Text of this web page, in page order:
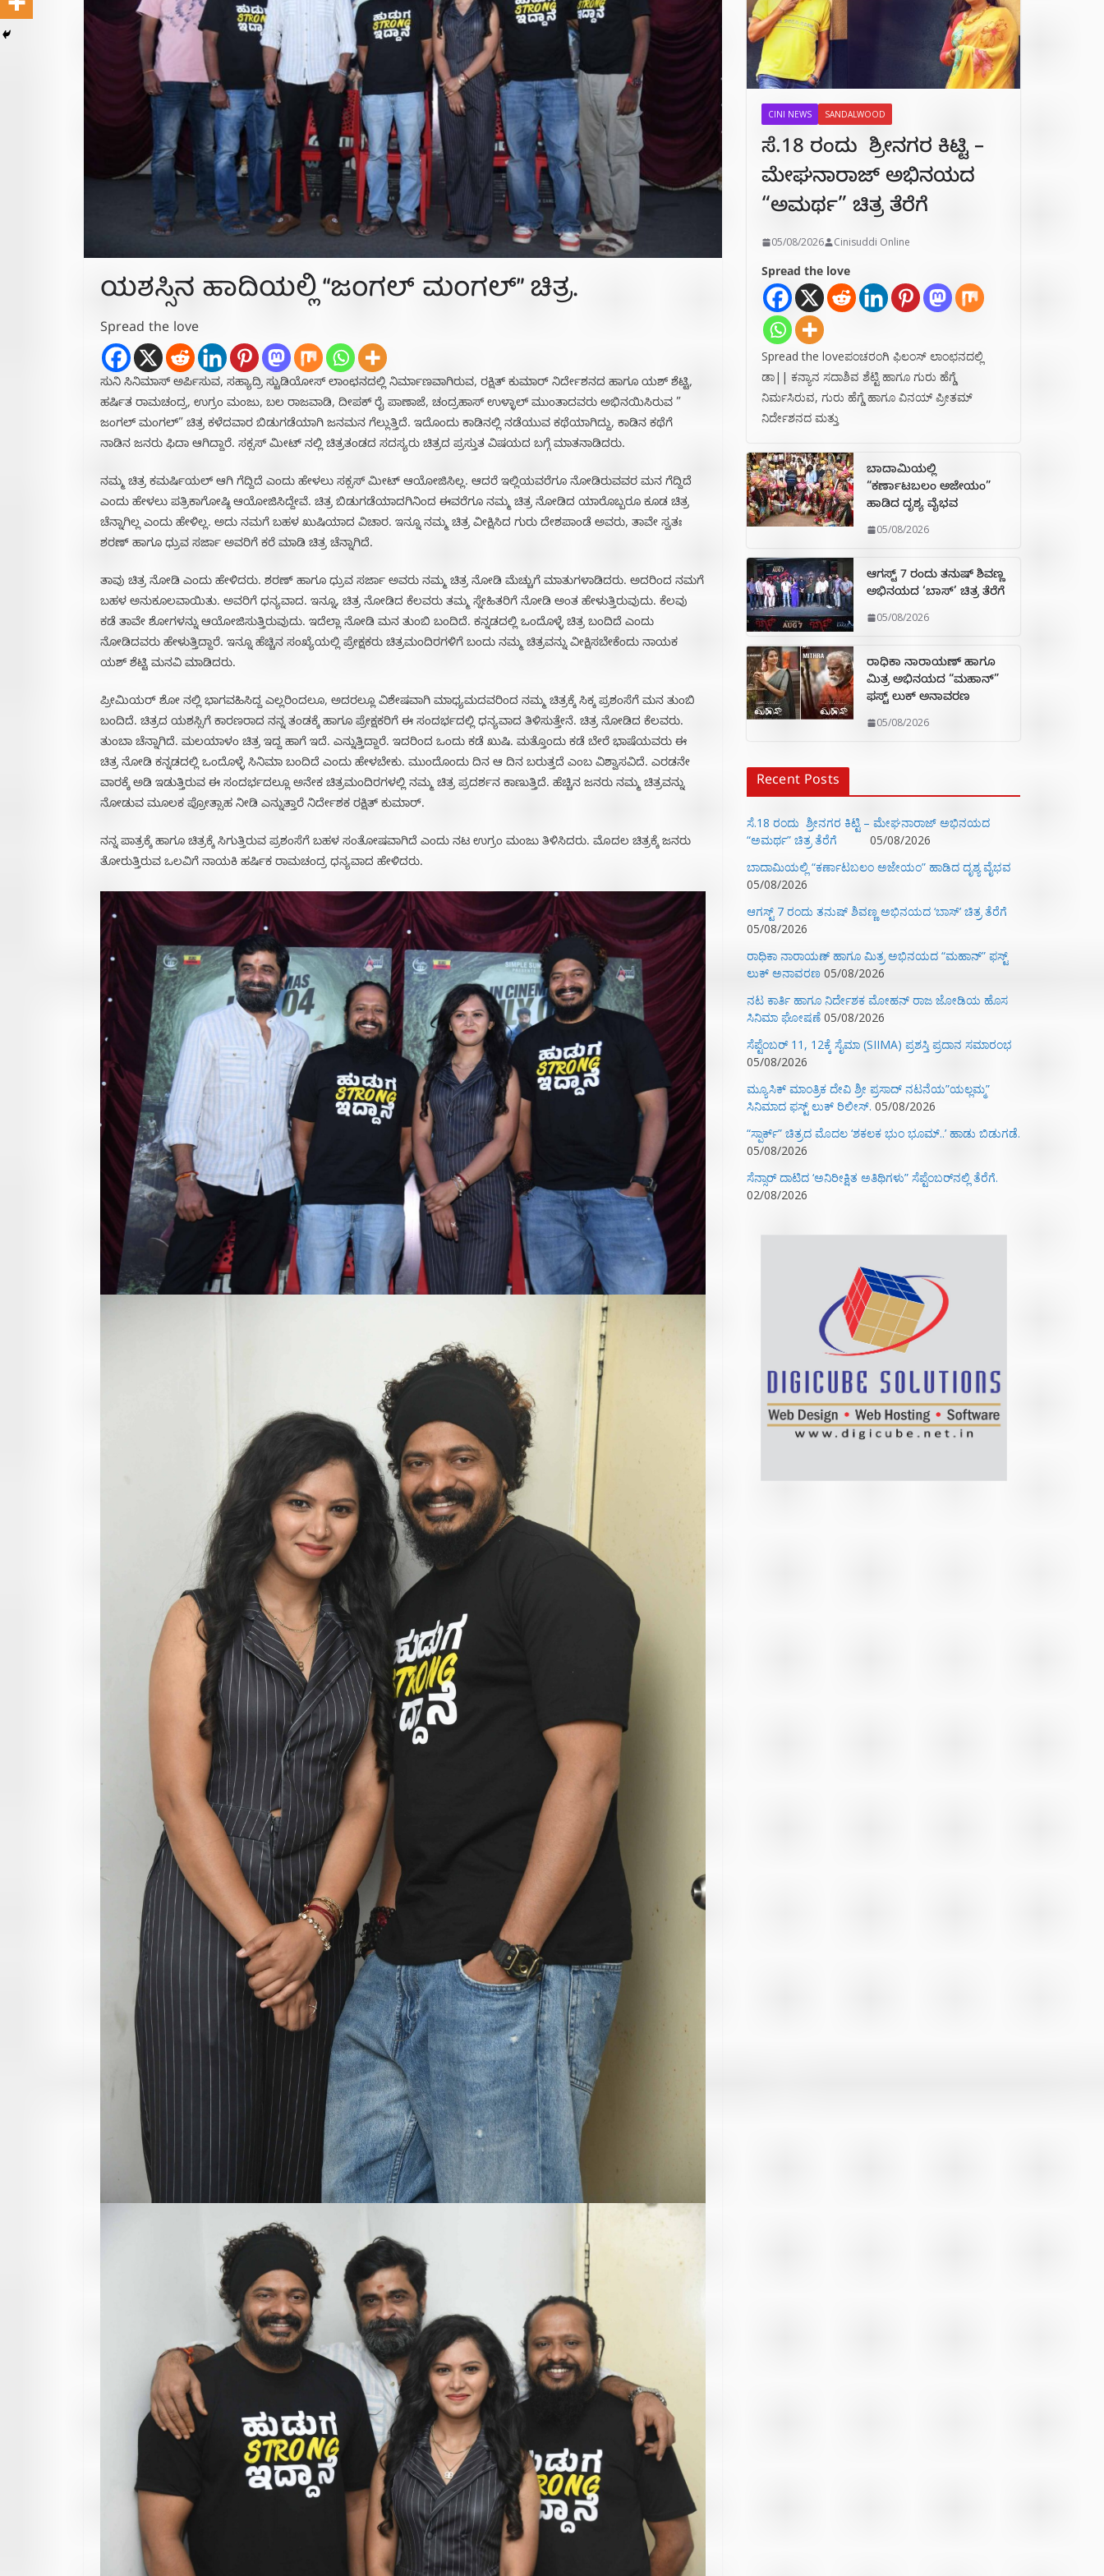
ಯಶಸ್ಸಿನ ಹಾದಿಯಲ್ಲಿ “ಜಂಗಲ್ ಮಂಗಲ್” ಚಿತ್ರ.
Spread the love
ಸುನಿ ಸಿನಿಮಾಸ್ ಅರ್ಪಿಸುವ, ಸಹ್ಯಾದ್ರಿ ಸ್ಟುಡಿಯೋಸ್ ಲಾಂಛನದಲ್ಲಿ ನಿರ್ಮಾಣವಾಗಿರುವ, ರಕ್ಷಿತ್ ಕುಮಾರ್ ನಿರ್ದೇಶನದ ಹಾಗೂ ಯಶ್ ಶೆಟ್ಟಿ,
ಹರ್ಷಿತ ರಾಮಚಂದ್ರ, ಉಗ್ರಂ ಮಂಜು, ಬಲ ರಾಜವಾಡಿ, ದೀಪಕ್ ರೈ ಪಾಣಾಜೆ, ಚಂದ್ರಹಾಸ್ ಉಳ್ಳಾಲ್ ಮುಂತಾದವರು ಅಭಿನಯಿಸಿರುವ ”
ಜಂಗಲ್ ಮಂಗಲ್” ಚಿತ್ರ ಕಳೆದವಾರ ಬಿಡುಗಡೆಯಾಗಿ ಜನಮನ‌ ಗೆಲ್ಲುತ್ತಿದೆ. ಇದೊಂದು ಕಾಡಿನಲ್ಲಿ ನಡೆಯುವ ಕಥೆಯಾಗಿದ್ದು, ಕಾಡಿನ ಕಥೆಗೆ
ನಾಡಿನ ಜನರು ಫಿದಾ ಆಗಿದ್ದಾರೆ. ಸಕ್ಸಸ್ ಮೀಟ್ ನಲ್ಲಿ ಚಿತ್ರತಂಡದ ಸದಸ್ಯರು ಚಿತ್ರದ ಪ್ರಸ್ತುತ ವಿಷಯದ ಬಗ್ಗೆ ಮಾತನಾಡಿದರು.
ನಮ್ಮ ಚಿತ್ರ ಕಮರ್ಷಿಯಲ್ ಆಗಿ ಗೆದ್ದಿದೆ ಎಂದು ಹೇಳಲು ಸಕ್ಸಸ್ ಮೀಟ್ ಆಯೋಜಿಸಿಲ್ಲ. ಆದರೆ ಇಲ್ಲಿಯವರೆಗೂ ನೋಡಿರುವವರ ಮನ ಗೆದ್ದಿದೆ
ಎಂದು ಹೇಳಲು ಪತ್ರಿಕಾಗೋಷ್ಠಿ ಆಯೋಜಿಸಿದ್ದೇವೆ. ಚಿತ್ರ ಬಿಡುಗಡೆಯಾದಗಿನಿಂದ ಈವರೆಗೂ ನಮ್ಮ ಚಿತ್ರ ನೋಡಿದ ಯಾರೊಬ್ಬರೂ ಕೂಡ ಚಿತ್ರ
ಚೆನ್ನಾಗಿಲ್ಲ ಎಂದು ಹೇಳಿಲ್ಲ‌. ಅದು ನಮಗೆ ಬಹಳ ಖುಷಿಯಾದ ವಿಚಾರ. ಇನ್ನೂ ನಮ್ಮ ಚಿತ್ರ ವೀಕ್ಷಿಸಿದ ಗುರು ದೇಶಪಾಂಡೆ ಅವರು, ತಾವೇ ಸ್ವತಃ
ಶರಣ್ ಹಾಗೂ ಧ್ರುವ ಸರ್ಜಾ ಅವರಿಗೆ ಕರೆ ಮಾಡಿ ಚಿತ್ರ ಚೆನ್ನಾಗಿದೆ.
ತಾವು ಚಿತ್ರ ನೋಡಿ ಎಂದು ಹೇಳಿದರು. ಶರಣ್ ಹಾಗೂ ಧ್ರುವ ಸರ್ಜಾ ಅವರು ನಮ್ಮ ಚಿತ್ರ ನೋಡಿ ಮೆಚ್ಚುಗೆ ಮಾತುಗಳಾಡಿದರು. ಅದರಿಂದ ನಮಗೆ
ಬಹಳ ಅನುಕೂಲವಾಯಿತು‌. ಅವರಿಗೆ ಧನ್ಯವಾದ‌. ಇನ್ನೂ, ಚಿತ್ರ ನೋಡಿದ ಕೆಲವರು ತಮ್ಮ ಸ್ನೇಹಿತರಿಗೆ ನೋಡಿ ಅಂತ ಹೇಳುತ್ತಿರುವುದು. ಕೆಲವು
ಕಡೆ ತಾವೇ ಶೋಗಳನ್ನು ಆಯೋಜಿಸುತ್ತಿರುವುದು. ಇದೆಲ್ಲಾ ನೋಡಿ ಮನ ತುಂಬಿ ಬಂದಿದೆ. ಕನ್ನಡದಲ್ಲಿ ಒಂದೊಳ್ಳೆ ಚಿತ್ರ ಬಂದಿದೆ ಎಂದು
ನೋಡಿದವರು ಹೇಳುತ್ತಿದ್ದಾರೆ. ಇನ್ನೂ ಹೆಚ್ಚಿನ ಸಂಖ್ಯೆಯಲ್ಲಿ ಪ್ರೇಕ್ಷಕರು ಚಿತ್ರಮಂದಿರಗಳಿಗೆ ಬಂದು ನಮ್ಮ ಚಿತ್ರವನ್ನು ವೀಕ್ಷಿಸಬೇಕೆಂದು ನಾಯಕ
ಯಶ್ ಶೆಟ್ಟಿ ಮನವಿ ಮಾಡಿದರು.
ಪ್ರೀಮಿಯರ್ ಶೋ ನಲ್ಲಿ ಭಾಗವಹಿಸಿದ್ದ ಎಲ್ಲರಿಂದಲೂ, ಅದರಲ್ಲೂ ವಿಶೇಷವಾಗಿ ಮಾಧ್ಯಮದವರಿಂದ ನಮ್ಮ ಚಿತ್ರಕ್ಕೆ ಸಿಕ್ಕ ಪ್ರಶಂಸೆಗೆ ಮನ ತುಂಬಿ
ಬಂದಿದೆ. ಚಿತ್ರದ ಯಶಸ್ಸಿಗೆ ಕಾರಣರಾದ ನನ್ನ ತಂಡಕ್ಕೆ ಹಾಗೂ ಪ್ರೇಕ್ಷಕರಿಗೆ ಈ ಸಂದರ್ಭದಲ್ಲಿ ಧನ್ಯವಾದ ತಿಳಿಸುತ್ತೇನೆ. ಚಿತ್ರ ನೋಡಿದ ಕೆಲವರು.
ತುಂಬಾ ಚೆನ್ನಾಗಿದೆ. ಮಲಯಾಳಂ ಚಿತ್ರ ಇದ್ದ ಹಾಗೆ ಇದೆ. ಎನ್ನುತ್ತಿದ್ದಾರೆ. ಇದರಿಂದ ಒಂದು ಕಡೆ ಖುಷಿ. ಮತ್ತೊಂದು ಕಡೆ ಬೇರೆ ಭಾಷೆಯವರು ಈ
ಚಿತ್ರ ನೋಡಿ ಕನ್ನಡದಲ್ಲಿ ಒಂದೊಳ್ಳೆ ಸಿನಿಮಾ ಬಂದಿದೆ ಎಂದು ಹೇಳಬೇಕು.‌ ಮುಂದೊಂದು ದಿನ ಆ ದಿನ ಬರುತ್ತದೆ ಎಂಬ ವಿಶ್ವಾಸವಿದೆ. ಎರಡನೇ
ವಾರಕ್ಕೆ ಅಡಿ ಇಡುತ್ತಿರುವ ಈ ಸಂದರ್ಭದಲ್ಲೂ ಅನೇಕ ಚಿತ್ರಮಂದಿರಗಳಲ್ಲಿ ನಮ್ಮ ಚಿತ್ರ ಪ್ರದರ್ಶನ ಕಾಣುತ್ತಿದೆ. ಹೆಚ್ಚಿನ ಜನರು ನಮ್ಮ ಚಿತ್ರವನ್ನು
ನೋಡುವ ಮೂಲಕ ಪ್ರೋತ್ಸಾಹ ನೀಡಿ ಎನ್ನುತ್ತಾರೆ ನಿರ್ದೇಶಕ ರಕ್ಷಿತ್ ಕುಮಾರ್.
ನನ್ನ ಪಾತ್ರಕ್ಕೆ ಹಾಗೂ ಚಿತ್ರಕ್ಕೆ ಸಿಗುತ್ತಿರುವ ಪ್ರಶಂಸೆಗೆ ಬಹಳ ಸಂತೋಷವಾಗಿದೆ ಎಂದು ನಟ ಉಗ್ರಂ ಮಂಜು ತಿಳಿಸಿದರು. ಮೊದಲ ಚಿತ್ರಕ್ಕೆ ಜನರು
ತೋರುತ್ತಿರುವ ಒಲವಿಗೆ ನಾಯಕಿ ಹರ್ಷಿಕ ರಾಮಚಂದ್ರ ಧನ್ಯವಾದ ಹೇಳಿದರು.
CINI NEWS SANDALWOOD
ಸೆ.18 ರಂದು ಶ್ರೀನಗರ ಕಿಟ್ಟಿ –
ಮೇಘನಾರಾಜ್ ಅಭಿನಯದ
“ಅಮರ್ಥ” ಚಿತ್ರ ತೆರೆಗೆ
05/08/2026 Cinisuddi Online
Spread the love
Spread the loveಪಂಚರಂಗಿ ಫಿಲಂಸ್ ಲಾಂಛನದಲ್ಲಿ
ಡಾ|| ಕನ್ಯಾನ ಸದಾಶಿವ ಶೆಟ್ಟಿ ಹಾಗೂ ಗುರು ಹೆಗ್ಡೆ
ನಿರ್ಮಸಿರುವ, ಗುರು ಹೆಗ್ಡೆ ಹಾಗೂ ವಿನಯ್ ಪ್ರೀತಮ್
ನಿರ್ದೇಶನದ ಮತ್ತು
ಬಾದಾಮಿಯಲ್ಲಿ
“ಕರ್ಣಾಟಬಲಂ ಅಜೇಯಂ”
ಹಾಡಿದ ದೃಶ್ಯ ವೈಭವ
05/08/2026
ಆಗಸ್ಟ್ 7 ರಂದು ತನುಷ್ ಶಿವಣ್ಣ
ಅಭಿನಯದ ‘ಬಾಸ್’ ಚಿತ್ರ ತೆರೆಗೆ
05/08/2026
ರಾಧಿಕಾ ನಾರಾಯಣ್ ಹಾಗೂ
ಮಿತ್ರ ಅಭಿನಯದ “ಮಹಾನ್”
ಫಸ್ಟ್ ಲುಕ್ ಅನಾವರಣ
05/08/2026
Recent Posts
ಸೆ.18 ರಂದು ಶ್ರೀನಗರ ಕಿಟ್ಟಿ – ಮೇಘನಾರಾಜ್ ಅಭಿನಯದ
“ಅಮರ್ಥ” ಚಿತ್ರ ತೆರೆಗೆ
05/08/2026
ಬಾದಾಮಿಯಲ್ಲಿ “ಕರ್ಣಾಟಬಲಂ ಅಜೇಯಂ” ಹಾಡಿದ ದೃಶ್ಯ ವೈಭವ
05/08/2026
ಆಗಸ್ಟ್ 7 ರಂದು ತನುಷ್ ಶಿವಣ್ಣ ಅಭಿನಯದ ‘ಬಾಸ್’ ಚಿತ್ರ ತೆರೆಗೆ
05/08/2026
ರಾಧಿಕಾ ನಾರಾಯಣ್ ಹಾಗೂ ಮಿತ್ರ ಅಭಿನಯದ “ಮಹಾನ್” ಫಸ್ಟ್
ಲುಕ್ ಅನಾವರಣ 05/08/2026
ನಟ ಕಾರ್ತಿ ಹಾಗೂ ನಿರ್ದೇಶಕ ಮೋಹನ್ ರಾಜ ಜೋಡಿಯ ಹೊಸ
ಸಿನಿಮಾ ಘೋಷಣೆ 05/08/2026
ಸೆಪ್ಟೆಂಬರ್ 11, 12ಕ್ಕೆ ಸೈಮಾ (SIIMA) ಪ್ರಶಸ್ತಿ ಪ್ರದಾನ ಸಮಾರಂಭ
05/08/2026
ಮ್ಯೂಸಿಕ್‌ ಮಾಂತ್ರಿಕ ದೇವಿ ಶ್ರೀ ಪ್ರಸಾದ್ ನಟನೆಯ”ಯಲ್ಲಮ್ಮ”
ಸಿನಿಮಾದ ಫಸ್ಟ್‌ ಲುಕ್‌ ರಿಲೀಸ್. 05/08/2026
“ಸ್ಪಾರ್ಕ್” ಚಿತ್ರದ ಮೊದಲ‌ ‘ಶಕಲಕ ಭುಂ‌ ಭೂಮ್..’ ಹಾಡು ಬಿಡುಗಡೆ.
05/08/2026
ಸೆನ್ಸಾರ್ ದಾಟಿದ ‘ಅನಿರೀಕ್ಷಿತ ಅತಿಥಿಗಳು” ಸೆಪ್ಟೆಂಬರ್‌ನಲ್ಲಿ ತೆರೆಗೆ.
02/08/2026